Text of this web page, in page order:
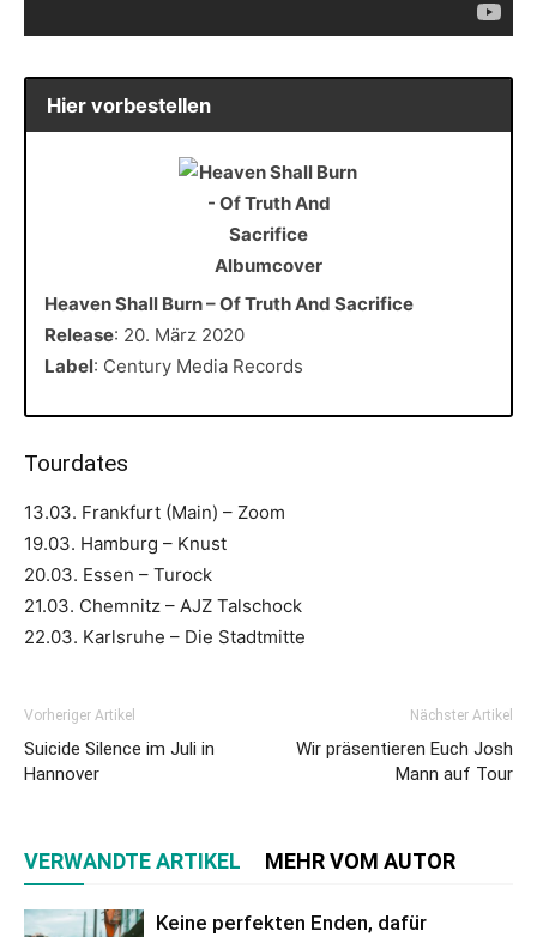
Hier vorbestellen
Heaven Shall Burn – Of Truth And Sacrifice
Release: 20. März 2020
Label: Century Media Records
Tourdates
13.03. Frankfurt (Main) – Zoom
19.03. Hamburg – Knust
20.03. Essen – Turock
21.03. Chemnitz – AJZ Talschock
22.03. Karlsruhe – Die Stadtmitte
Vorheriger Artikel
Suicide Silence im Juli in
Hannover
Nächster Artikel
Wir präsentieren Euch Josh
Mann auf Tour
VERWANDTE ARTIKEL MEHR VOM AUTOR
Keine perfekten Enden, dafür